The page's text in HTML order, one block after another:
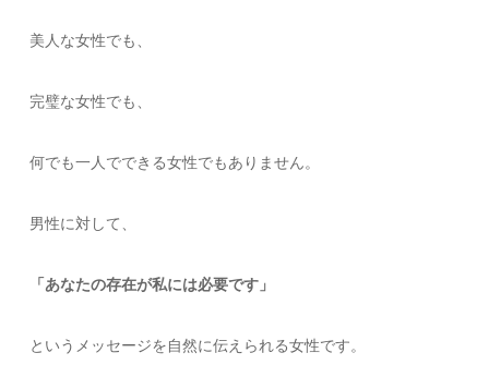
美人な女性でも、
完璧な女性でも、
何でも一人でできる女性でもありません。
男性に対して、
「あなたの存在が私には必要です」
というメッセージを自然に伝えられる女性です。